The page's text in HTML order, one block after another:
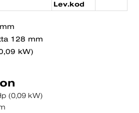
Lev.kod
128 mm
kW)
(0,09 kW)